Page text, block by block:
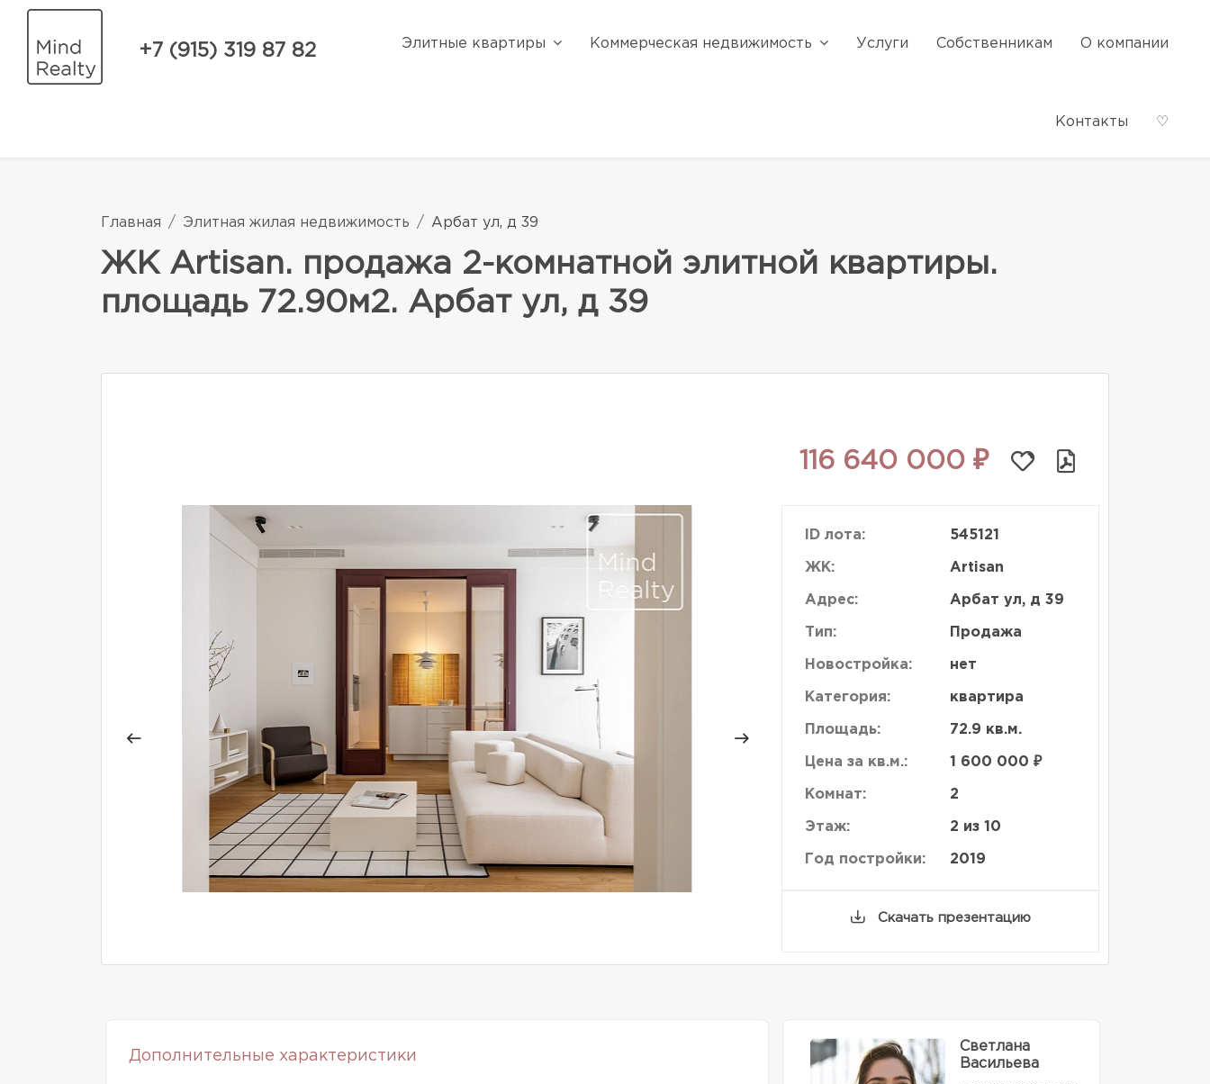
+7 (915) 319 87 82 Элитные квартиры Коммерческая недвижимость Услуги Собственникам О компании
Контакты ♡
Главная Элитная жилая недвижимость Арбат ул, д 39
ЖК Artisan. продажа 2-комнатной элитной квартиры.
площадь 72.90м2. Арбат ул, д 39
116 640 000 ₽
ID лота: 545121
ЖК: Artisan
Адрес: Арбат ул, д 39
Тип: Продажа
Новостройка: нет
Категория: квартира
Площадь: 72.9 кв.м.
Цена за кв.м.: 1 600 000 ₽
Комнат: 2
Этаж: 2 из 10
Год постройки: 2019
Скачать презентацию
Дополнительные характеристики
Светлана
Васильева